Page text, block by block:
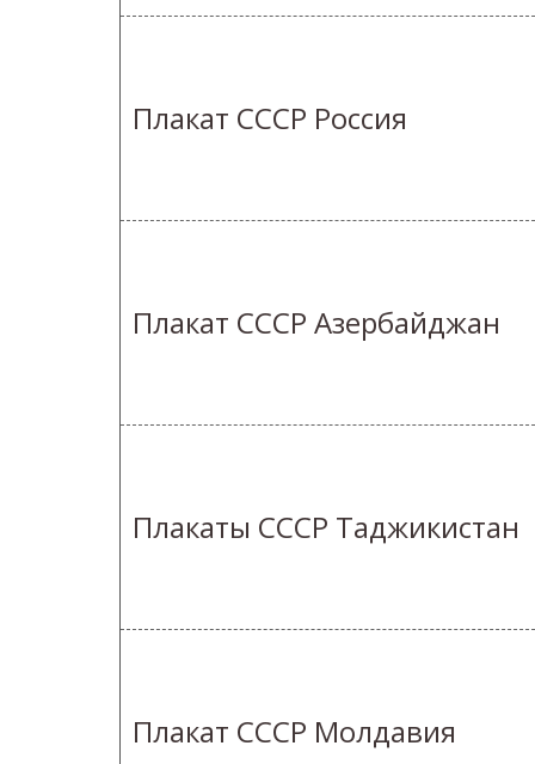
Плакат СССР Россия
Плакат СССР Азербайджан
Плакаты СССР Таджикистан
Плакат СССР Молдавия